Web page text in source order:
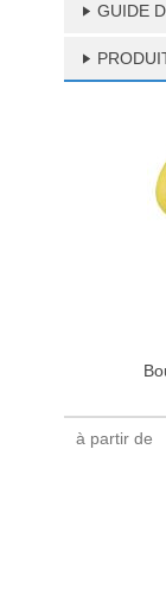
GUIDE
à partir de